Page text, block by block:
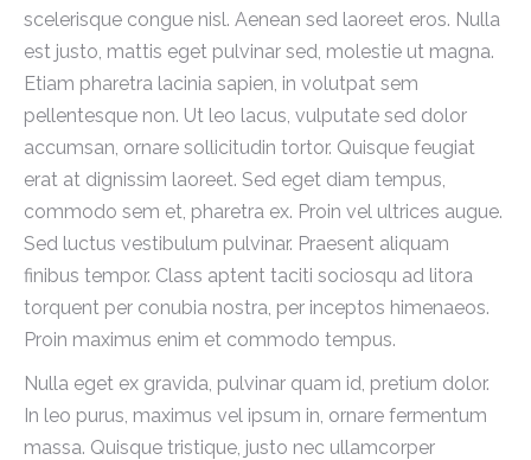
scelerisque congue nisl. Aenean sed laoreet eros. Nulla
est justo, mattis eget pulvinar sed, molestie ut magna.
Etiam pharetra lacinia sapien, in volutpat sem
pellentesque non. Ut leo lacus, vulputate sed dolor
accumsan, ornare sollicitudin tortor. Quisque feugiat
erat at dignissim laoreet. Sed eget diam tempus,
commodo sem et, pharetra ex. Proin vel ultrices augue.
Sed luctus vestibulum pulvinar. Praesent aliquam
finibus tempor. Class aptent taciti sociosqu ad litora
torquent per conubia nostra, per inceptos himenaeos.
Proin maximus enim et commodo tempus.
Nulla eget ex gravida, pulvinar quam id, pretium dolor.
In leo purus, maximus vel ipsum in, ornare fermentum
massa. Quisque tristique, justo nec ullamcorper